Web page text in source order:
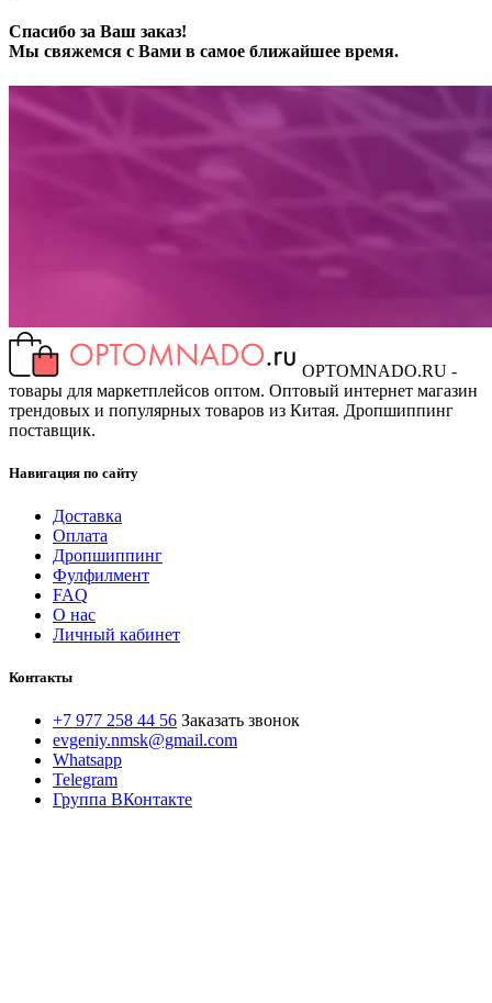
Спасибо за Ваш заказ!
Мы свяжемся с Вами в самое ближайшее время.
OPTOMNADO.RU -
товары для маркетплейсов оптом. Оптовый интернет магазин
трендовых и популярных товаров из Китая. Дропшиппинг
поставщик.
Навигация по сайту
Доставка
Оплата
Дропшиппинг
Фулфилмент
FAQ
О нас
Личный кабинет
Контакты
+7 977 258 44 56 Заказать звонок
evgeniy.nmsk@gmail.com
Whatsapp
Telegram
Группа ВКонтакте